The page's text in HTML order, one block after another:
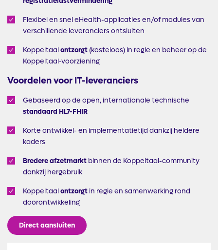
Flexibel en snel eHealth-applicaties en/of modules van
verschillende leveranciers ontsluiten
Koppeltaalontzorgt (kosteloos) in regie en beheer op de
Koppeltaal-voorziening
Voordelen voor IT-leveranciers
Gebaseerd op de open, internationale technische
standaard HL7-FHIR
Korte ontwikkel- en implementatietijd dankzij heldere
kaders
Bredere afzetmarkt binnen de Koppeltaal-community
dankzij hergebruik
Koppeltaalontzorgt in regie en samenwerking rond
doorontwikkeling
Directaansluiten